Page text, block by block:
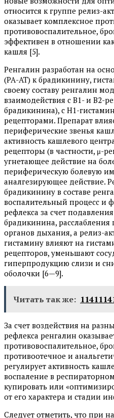
относится к группе релиз-
оказывает комплексное
противовоспалительное,
эффективен в отношении
кашля [5].
Ренгалин разработан на
(РА-АТ) к брадикинину,
своему составу ренгалин
взаимодействия с В1- и В2-
брадикинина), с Н1-
рецепторами. Препарат
периферические звенья
активность кашлевого
рецепторы (в частности, μ-
угнетающее действие на
периферическую болевую
аналгезирующее действие.
брадикинину в составе
воспалительный процесс и
рефлекса за счет
брадикинина, расслабления
органов дыхания, а релиз-
гистамину влияют на
рецепторов, уменьшают
гиперпродукцию слизи и
оболочки [6—9].
Читать так же:
За счет воздействия на
рефлекса ренгалин
противовоспалительное,
противоотечное и
регулирует активность
воспаление в
купировать или
от его характера и стадии
Следует отметить, что при